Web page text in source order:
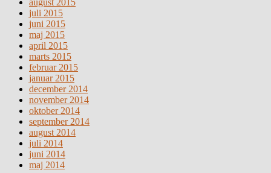
juli 2015
juni 2015
maj 2015
april 2015
marts 2015
februar 2015
januar 2015
december 2014
november 2014
oktober 2014
september 2014
august 2014
juli 2014
juni 2014
maj 2014